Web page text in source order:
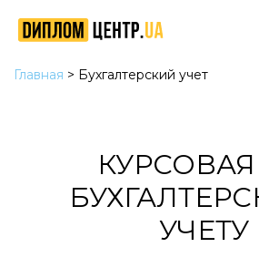
Главная > Бухгалтерский учет
УЧЕТУ